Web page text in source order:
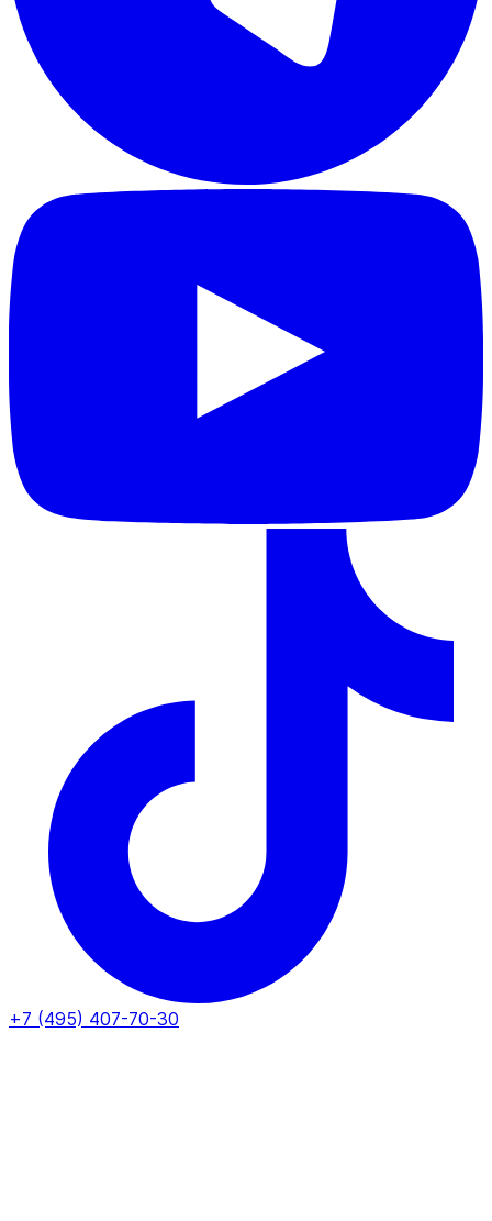
+7 (495) 407-70-30